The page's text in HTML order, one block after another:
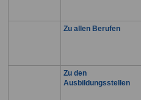
Zu allen Berufen
Zu den
Ausbildungsstellen